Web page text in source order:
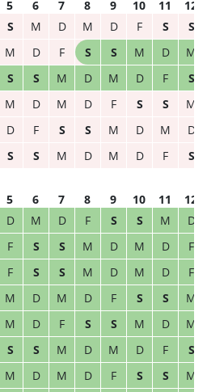
5 6 7 8 9 10 11
12
S M D M D F S
S
M D F S S M D
M
S S M D M D F
S
M D M D F S S
M
D F S S M D M
D
S S M D M D F S
5 6 7 8 9 10 11
12
D M D F S S M
D
F S S M D M D
F
F S S M D M D
F
M D M D F S S
M
M D F S S M D
M
S S M D M D F
S
M D M D F S S M